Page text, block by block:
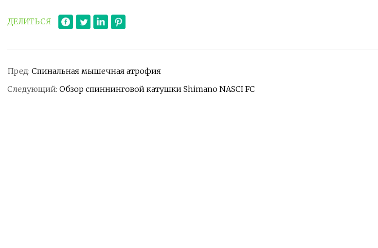
ДЕЛИТЬСЯ
Пред: Спинальная мышечная атрофия
Следующий: Обзор спиннинговой катушки Shimano NASCI FC